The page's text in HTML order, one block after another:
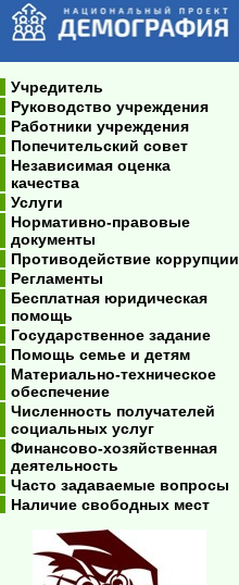
Учредитель
Руководство учреждения
Работники учреждения
Попечительский совет
Независимая оценка
качества
Услуги
Нормативно-правовые
документы
Противодействие коррупции
Регламенты
Бесплатная юридическая
помощь
Государственное задание
Помощь семье и детям
Материально-техническое
обеспечение
Численность получателей
социальных услуг
Финансово-хозяйственная
деятельность
Часто задаваемые вопросы
Наличие свободных мест